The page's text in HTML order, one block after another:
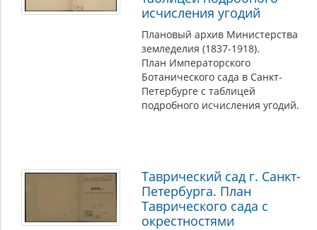
исчисления угодий
Плановый архив Министерства
земледелия (1837-1918).
План Императорского
Ботанического сада в Санкт-
Петербурге с таблицей
подробного исчисления угодий.
Таврический сад г. Санкт-
Петербурга. План
Таврического сада с
окрестностями